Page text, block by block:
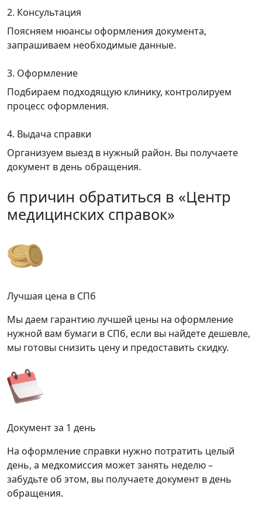
2. Консультация
Поясняем нюансы оформления документа,
запрашиваем необходимые данные.
3. Оформление
Подбираем подходящую клинику, контролируем
процесс оформления.
4. Выдача справки
Организуем выезд в нужный район. Вы получаете
документ в день обращения.
6 причин обратиться в «Центр
медицинских справок»
Лучшая цена в СПб
Мы даем гарантию лучшей цены на оформление
нужной вам бумаги в СПб, если вы найдете дешевле,
мы готовы снизить цену и предоставить скидку.
Документ за 1 день
На оформление справки нужно потратить целый
день, а медкомиссия может занять неделю –
забудьте об этом, вы получаете документ в день
обращения.